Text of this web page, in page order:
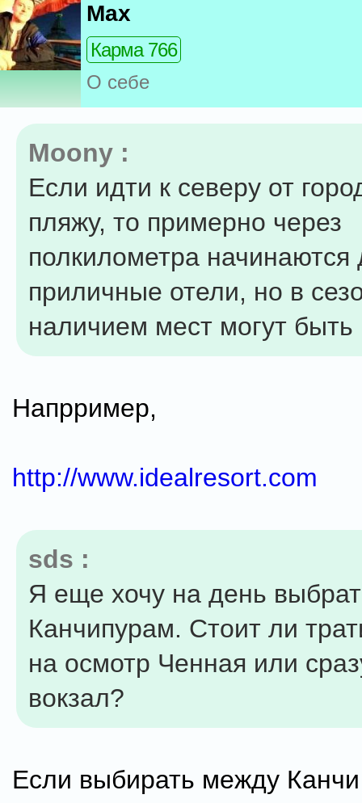
Max
Карма 766
О себе
Moony :
Если идти к северу от
пляжу, то примерно через
полкилометра начинаются
приличные отели, но в
наличием мест могут
Напрример,
http://www.idealresort.com
sds :
Я еще хочу на день
Канчипурам. Стоит ли
на осмотр Ченная или
вокзал?
Если выбирать между